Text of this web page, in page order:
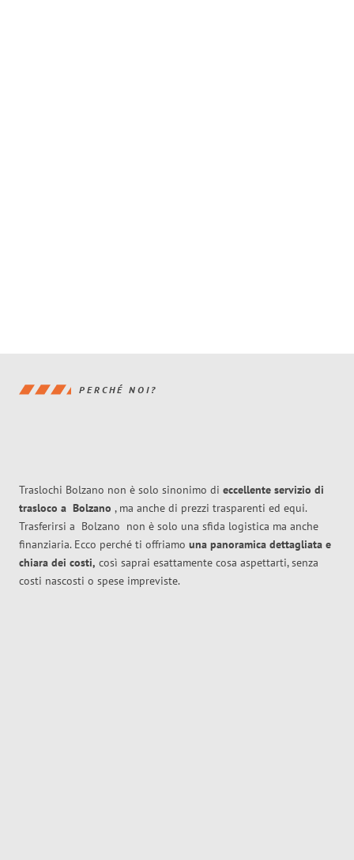
PERCHÉ NOI?
Traslochi Bolzano non è solo sinonimo di eccellente servizio di
trasloco a Bolzano , ma anche di prezzi trasparenti ed equi.
Trasferirsi a Bolzano non è solo una sfida logistica ma anche
finanziaria. Ecco perché ti offriamo una panoramica dettagliata e
chiara dei costi, così saprai esattamente cosa aspettarti, senza
costi nascosti o spese impreviste.